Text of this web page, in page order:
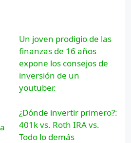
Un joven prodigio de las
finanzas de 16 años
expone los consejos de
inversión de un
youtuber.
¿Dónde invertir primero?:
401k vs. Roth IRA vs.
Todo lo demás